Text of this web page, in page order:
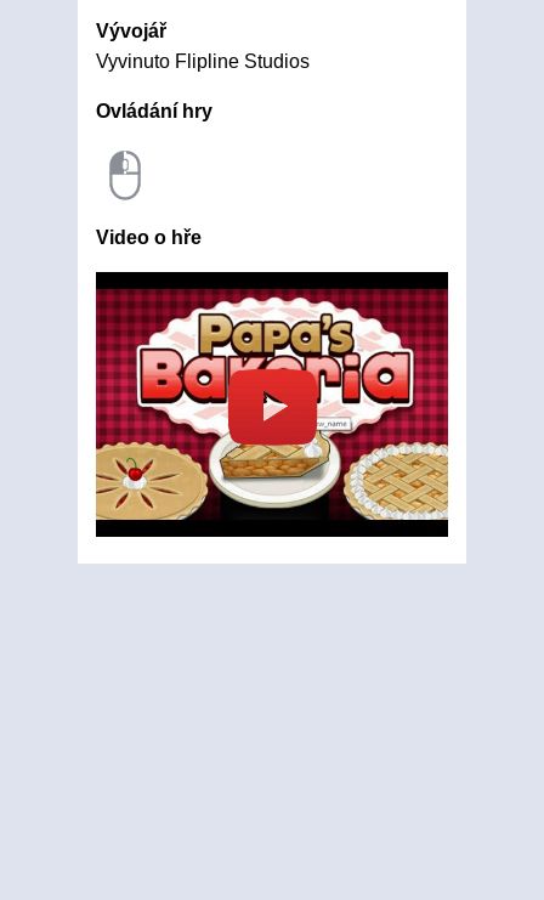
Vývojář
Vyvinuto Flipline Studios
Ovládání hry
Video o hře